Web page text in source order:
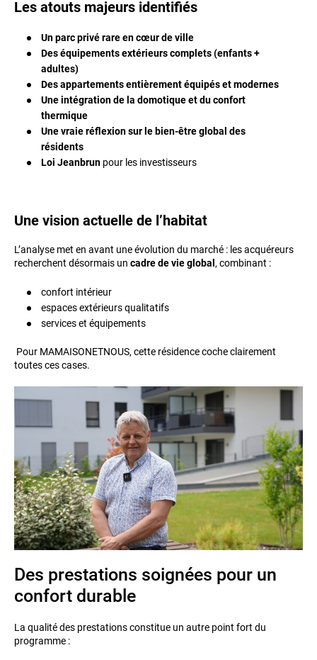
Les atouts majeurs identifiés
Un parc privé rare en cœur de ville
Des équipements extérieurs complets (enfants +
adultes)
Des appartements entièrement équipés et modernes
Une intégration de la domotique et du confort
thermique
Une vraie réflexion sur le bien-être global des
résidents
Loi Jeanbrun pour les investisseurs
Une vision actuelle de l’habitat
L’analyse met en avant une évolution du marché : les acquéreurs
recherchent désormais un cadre de vie global , combinant :
confort intérieur
espaces extérieurs qualitatifs
services et équipements
Pour MAMAISONETNOUS, cette résidence coche clairement
toutes ces cases.
Des prestations soignées pour un
confort durable
La qualité des prestations constitue un autre point fort du
programme :